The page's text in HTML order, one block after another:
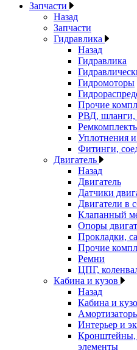
Запчасти
Назад
Запчасти
Гидравлика
Назад
Гидравлика
Гидромоторы
Прочие
РВД, шланги,
Уплотнения
Фитинги,
Двигатель
Назад
Двигатель
Датчики
Двигатели в
Клапанный
Опоры
Прокладки,
Прочие
Ремни
ЦПГ,
Кабина и кузов
Назад
Кабина и
Интерьер и
Кронштейны,
элементы